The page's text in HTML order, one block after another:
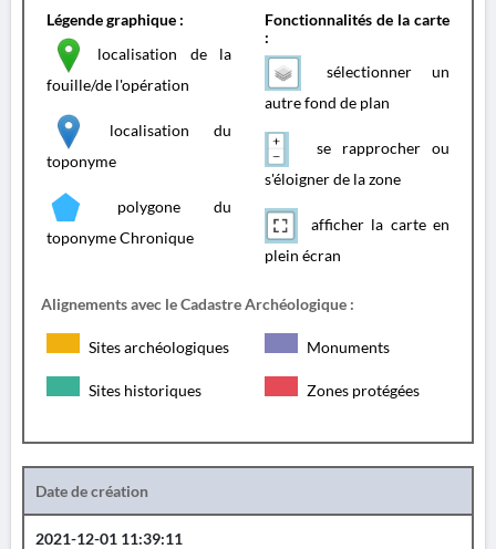
Légende graphique :
localisation de la
fouille/de l'opération
localisation du
toponyme
polygone du
toponyme Chronique
Fonctionnalités de la carte
:
sélectionner un
autre fond de plan
se rapprocher ou
s'éloigner de la zone
afficher la carte en
plein écran
Alignements avec le Cadastre Archéologique :
Sites archéologiques Monuments
Sites historiques Zones protégées
Date de création
2021-12-01 11:39:11